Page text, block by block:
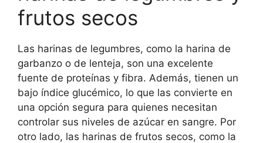
frutos secos
Las harinas de legumbres, como la harina de
garbanzo o de lenteja, son una excelente
fuente de proteínas y fibra. Además, tienen un
bajo índice glucémico, lo que las convierte en
una opción segura para quienes necesitan
controlar sus niveles de azúcar en sangre. Por
otro lado, las harinas de frutos secos, como la